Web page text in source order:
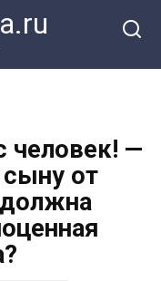
человек! —
от
должна